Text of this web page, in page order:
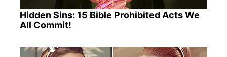
Hidden Sins: 15 Bible Prohibited Acts We
All Commit!